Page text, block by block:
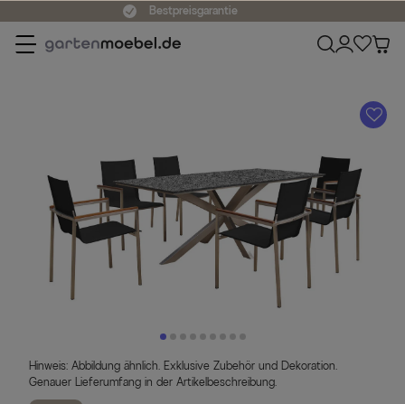
A
Hinweis: Abbildung ähnlich. Exklusive Zubehör und Dekoration.
Genauer Lieferumfang in der Artikelbeschreibung.